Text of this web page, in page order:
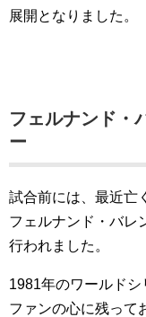
展開となりました。
フェルナンド・
ー
試合前には、最近亡
フェルナンド・バレ
行われました。
1981年のワールド
ファンの心に残って